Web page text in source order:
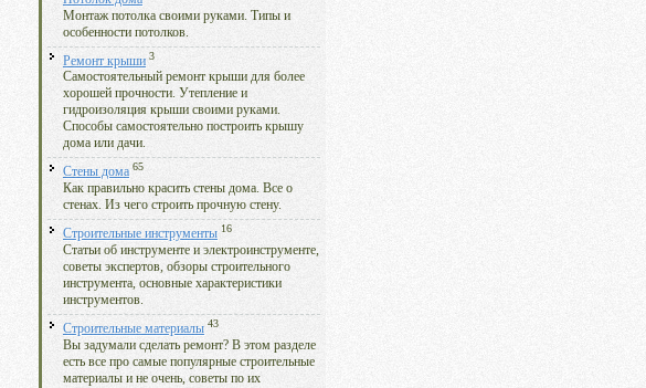
Монтаж потолка своими руками. Типы и
особенности потолков.
Ремонт крыши 3
Самостоятельный ремонт крыши для более
хорошей прочности. Утепление и
гидроизоляция крыши своими руками.
Способы самостоятельно построить крышу
дома или дачи.
Стены дома 65
Как правильно красить стены дома. Все о
стенах. Из чего строить прочную стену.
Строительные инструменты 16
Статьи об инструменте и электроинструменте,
советы экспертов, обзоры строительного
инструмента, основные характеристики
инструментов.
Строительные материалы 43
Вы задумали сделать ремонт? В этом разделе
есть все про самые популярные строительные
материалы и не очень, советы по их